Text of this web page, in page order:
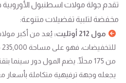
تقدم جولة مولات اسطنبول الأوروبية
مخفضة لتلبية تفضيلات متنوعة:
مول 212 أوتليت:
يُعد من أكبر
يجعله وجهة ترفيهية متكاملة بأسعار